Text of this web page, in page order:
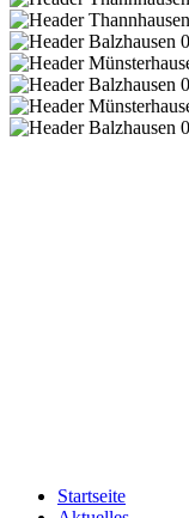
Startseite